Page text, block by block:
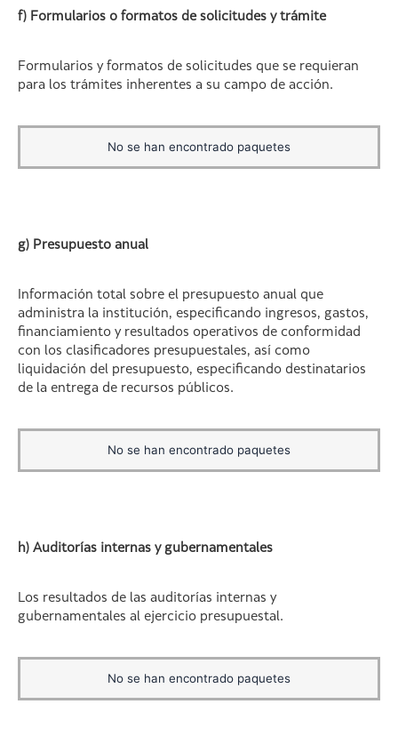
f) Formularios o formatos de solicitudes y trámite
Formularios y formatos de solicitudes que se requieran
para los trámites inherentes a su campo de acción.
No se han encontrado paquetes
g) Presupuesto anual
Información total sobre el presupuesto anual que
administra la institución, especificando ingresos, gastos,
financiamiento y resultados operativos de conformidad
con los clasificadores presupuestales, así como
liquidación del presupuesto, especificando destinatarios
de la entrega de recursos públicos.
No se han encontrado paquetes
h) Auditorías internas y gubernamentales
Los resultados de las auditorías internas y
gubernamentales al ejercicio presupuestal.
No se han encontrado paquetes